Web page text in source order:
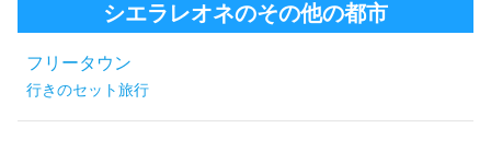
シエラレオネのその他の都市
フリータウン
行きのセット旅行